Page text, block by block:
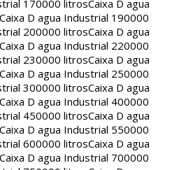
170000 litrosCaixa D agua
Caixa D agua Industrial 190000
200000 litrosCaixa D agua
Caixa D agua Industrial 220000
230000 litrosCaixa D agua
Caixa D agua Industrial 250000
300000 litrosCaixa D agua
Caixa D agua Industrial 400000
450000 litrosCaixa D agua
Caixa D agua Industrial 550000
600000 litrosCaixa D agua
Caixa D agua Industrial 700000